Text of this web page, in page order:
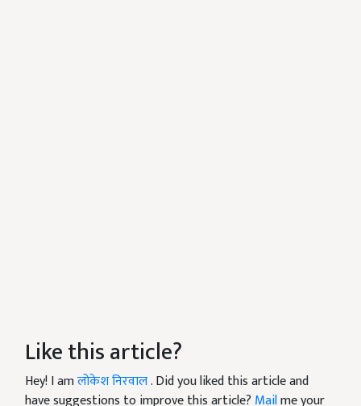
Like this article?
Hey! I amलोकेश निरवाल. Did you liked this article and
have suggestions to improve this article? Mailme your